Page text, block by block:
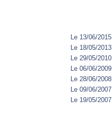
Le 13/06/2015
Le 18/05/2013
Le 29/05/2010
Le 06/06/2009
Le 28/06/2008
Le 09/06/2007
Le 19/05/2007